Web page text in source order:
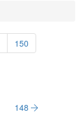
150
148